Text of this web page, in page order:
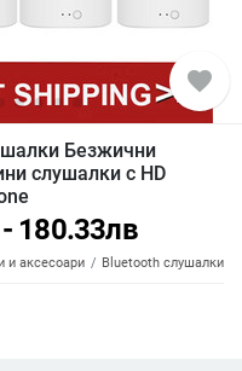
favorite
Безжични
слушалки с HD
180.33лв
и аксесоари Bluetooth слушалки